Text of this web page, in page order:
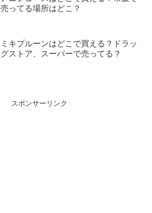
売ってる場所はどこ？
ミキプルーンはどこで買える？ドラッ
グストア、スーパーで売ってる？
スポンサーリンク